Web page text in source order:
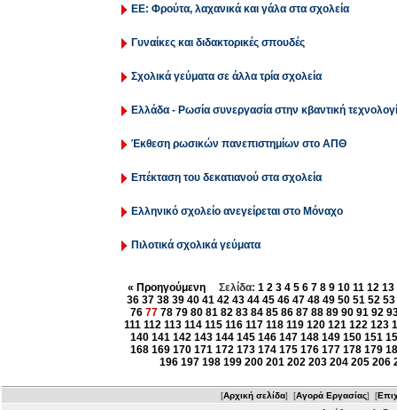
ΕΕ: Φρούτα, λαχανικά και γάλα στα σχολεία
Γυναίκες και διδακτορικές σπουδές
Σχολικά γεύματα σε άλλα τρία σχολεία
Ελλάδα - Ρωσία συνεργασία στην κβαντική
Έκθεση ρωσικών πανεπιστημίων στο ΑΠΘ
Επέκταση του δεκατιανού στα σχολεία
Ελληνικό σχολείο ανεγείρεται στο Μόναχο
Πιλοτικά σχολικά γεύματα
« ΠροηγούμενηΣελίδα: 1 2 3 4 5 6 7 8 9 10 11 12 13
36 37 38 39 40 41 42 43 44 45 46 47 48 49 50 51 52 53
76 77 78 79 80 81 82 83 84 85 86 87 88 89 90 91 92
111 112 113 114 115 116 117 118 119 120 121 122 123
140 141 142 143 144 145 146 147 148 149 150 151
168 169 170 171 172 173 174 175 176 177 178 179
196 197 198 199 200 201 202 203 204 205 206
[Αρχική σελίδα] [Αγορά Εργασίας] [